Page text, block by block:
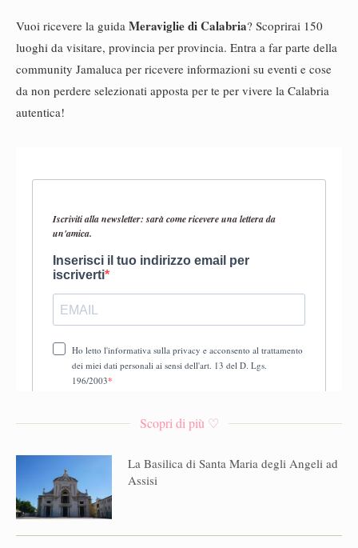
Vuoi ricevere la guida Meraviglie di Calabria? Scoprirai 150
luoghi da visitare, provincia per provincia. Entra a far parte della
community Jamaluca per ricevere informazioni su eventi e cose
da non perdere selezionati apposta per te per vivere la Calabria
autentica!
Scopri di più ♡
La Basilica di Santa Maria degli Angeli ad
Assisi